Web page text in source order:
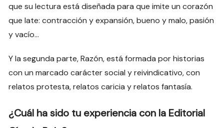
que su lectura está diseñada para que imite un corazón
que late: contracción y expansión, bueno y malo, pasión
y vacío…
Y la segunda parte, Razón, está formada por historias
con un marcado carácter social y reivindicativo, con
relatos protesta, relatos caricia y relatos fantasía.
¿Cuál ha sido tu experiencia con la Editorial